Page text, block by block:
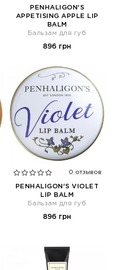
PENHALIGON'S
APPETISING APPLE LIP
BALM
Бальзам для губ
896 грн
0 отзывов
PENHALIGON'S VIOLET
LIP BALM
Бальзам для губ
896 грн